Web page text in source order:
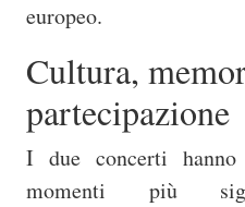
europeo.
Cultura,
partecipazione
I due concerti hanno
momenti più